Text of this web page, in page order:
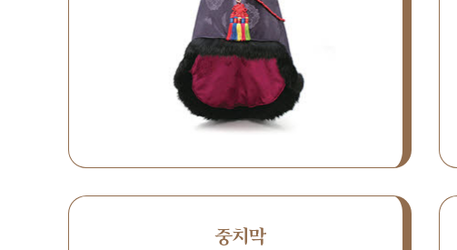
중치막